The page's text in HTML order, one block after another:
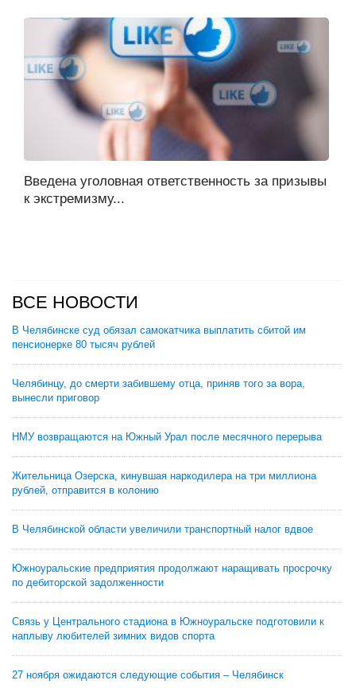
Введена уголовная ответственность за призывы
к экстремизму...
ВСЕ НОВОСТИ
В Челябинске суд обязал самокатчика выплатить сбитой им
пенсионерке 80 тысяч рублей
Челябинцу, до смерти забившему отца, приняв того за вора,
вынесли приговор
НМУ возвращаются на Южный Урал после месячного перерыва
Жительница Озерска, кинувшая наркодилера на три миллиона
рублей, отправится в колонию
В Челябинской области увеличили транспортный налог вдвое
Южноуральские предприятия продолжают наращивать просрочку
по дебиторской задолженности
Связь у Центрального стадиона в Южноуральске подготовили к
наплыву любителей зимних видов спорта
27 ноября ожидаются следующие события – Челябинск